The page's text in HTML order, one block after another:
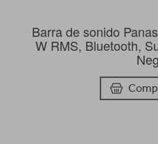
Barra de sonido
W RMS, Bluetooth,